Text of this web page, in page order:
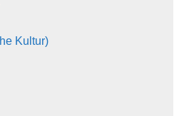
Kultur)